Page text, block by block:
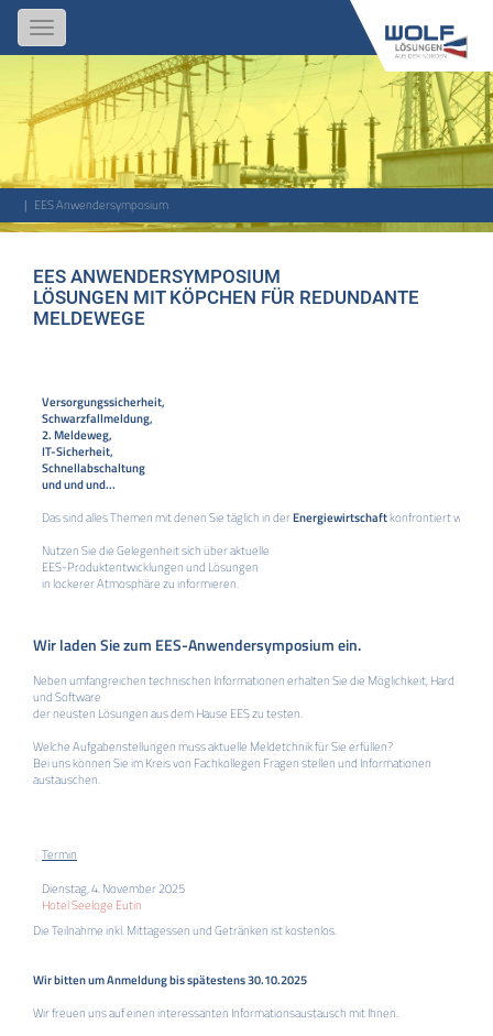
Toggle
navigation
EES Anwendersymposium
EES ANWENDERSYMPOSIUM
LÖSUNGEN MIT KÖPCHEN FÜR REDUNDANTE
MELDEWEGE
Versorgungssicherheit,
Schwarzfallmeldung,
2. Meldeweg,
IT-Sicherheit,
Schnellabschaltung
und und und...
Das sind alles Themen mit denen Sie täglich in derEnergiewirtschaftkonfrontiert
Nutzen Sie die Gelegenheit sich über aktuelle
EES-Produktentwicklungen und Lösungen
in lockerer Atmosphäre zu informieren.
Wir laden Sie zum EES-Anwendersymposium ein.
Neben umfangreichen technischen Informationen erhalten Sie die Möglichkeit, Hard
und Software
der neusten Lösungen aus dem Hause EES zu testen.
Welche Aufgabenstellungen muss aktuelle Meldetchnik für Sie erfüllen?
Bei uns können Sie im Kreis von Fachkollegen Fragen stellen und Informationen
austauschen.
Termin
Dienstag, 4. November 2025
Hotel Seeloge Eutin
Die Teilnahme inkl. Mittagessen und Getränken ist kostenlos.
Wir bitten um Anmeldung bis spätestens 30.10.2025
Wir freuen uns auf einen interessanten Informationsaustausch mit Ihnen.